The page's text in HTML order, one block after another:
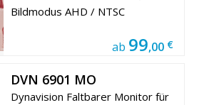
Bildmodus AHD / NTSC
ab 99,00 €
DVN 6901 MO
Dynavision Faltbarer Monitor für